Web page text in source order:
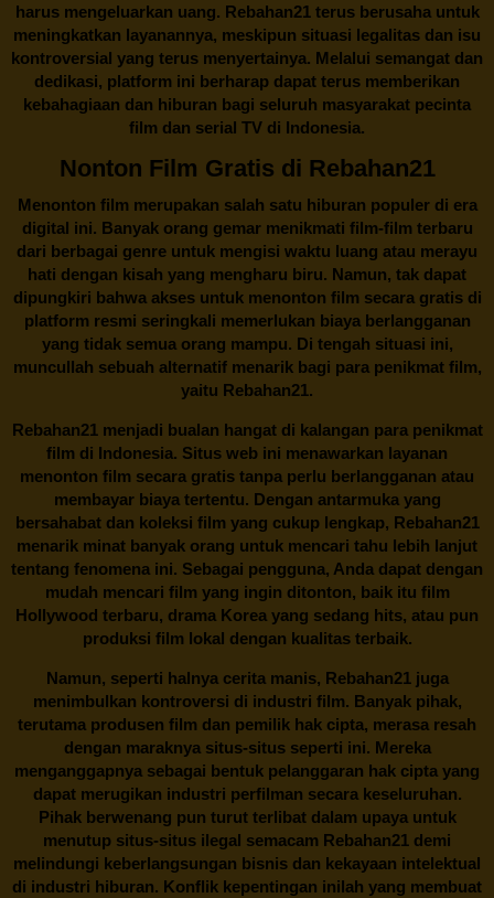
harus mengeluarkan uang. Rebahan21terus berusaha untuk
meningkatkan layanannya, meskipun situasi legalitas dan isu
kontroversial yang terus menyertainya. Melalui semangat dan
dedikasi, platform ini berharap dapat terus memberikan
kebahagiaan dan hiburan bagi seluruh masyarakat pecinta
film dan serial TV di Indonesia.
Nonton Film Gratis di Rebahan21
Menonton film merupakan salah satu hiburan populer di era
digital ini. Banyak orang gemar menikmati film-film terbaru
dari berbagai genre untuk mengisi waktu luang atau merayu
hati dengan kisah yang mengharu biru. Namun, tak dapat
dipungkiri bahwa akses untuk menonton film secara gratis di
platform resmi seringkali memerlukan biaya berlangganan
yang tidak semua orang mampu. Di tengah situasi ini,
muncullah sebuah alternatif menarik bagi para penikmat film,
yaitu Rebahan21.
Rebahan21menjadi bualan hangat di kalangan para penikmat
film di Indonesia. Situs web ini menawarkan layanan
menonton film secara gratis tanpa perlu berlangganan atau
membayar biaya tertentu. Dengan antarmuka yang
bersahabat dan koleksi film yang cukup lengkap, Rebahan21
menarik minat banyak orang untuk mencari tahu lebih lanjut
tentang fenomena ini. Sebagai pengguna, Anda dapat dengan
mudah mencari film yang ingin ditonton, baik itu film
Hollywood terbaru, drama Korea yang sedang hits, atau pun
produksi film lokal dengan kualitas terbaik.
Namun, seperti halnya cerita manis, Rebahan21juga
menimbulkan kontroversi di industri film. Banyak pihak,
terutama produsen film dan pemilik hak cipta, merasa resah
dengan maraknya situs-situs seperti ini. Mereka
menganggapnya sebagai bentuk pelanggaran hak cipta yang
dapat merugikan industri perfilman secara keseluruhan.
Pihak berwenang pun turut terlibat dalam upaya untuk
menutup situs-situs ilegal semacam Rebahan21 demi
melindungi keberlangsungan bisnis dan kekayaan intelektual
di industri hiburan. Konflik kepentingan inilah yang membuat